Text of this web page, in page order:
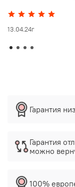
13.04.24г
Гарантия
Гарантия
можно
100%